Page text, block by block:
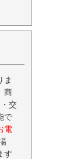
ま
商
交
で
電
す